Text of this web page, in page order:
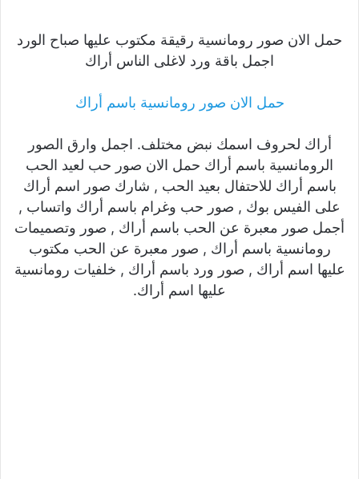
حمل الان صور رومانسية رقيقة مكتوب عليها صباح الورد
اجمل باقة ورد لاغلى الناس أراك
حمل الان صور رومانسية باسم أراك
أراك لحروف اسمك نبض مختلف. اجمل وارق الصور
الرومانسية باسم أراك حمل الان صور حب لعيد الحب
باسم أراك للاحتفال بعيد الحب , شارك صور اسم أراك
على الفيس بوك , صور حب وغرام باسم أراك واتساب ,
أجمل صور معبرة عن الحب باسم أراك , صور وتصميمات
رومانسية باسم أراك , صور معبرة عن الحب مكتوب
عليها اسم أراك , صور ورد باسم أراك , خلفيات رومانسية
عليها اسم أراك.